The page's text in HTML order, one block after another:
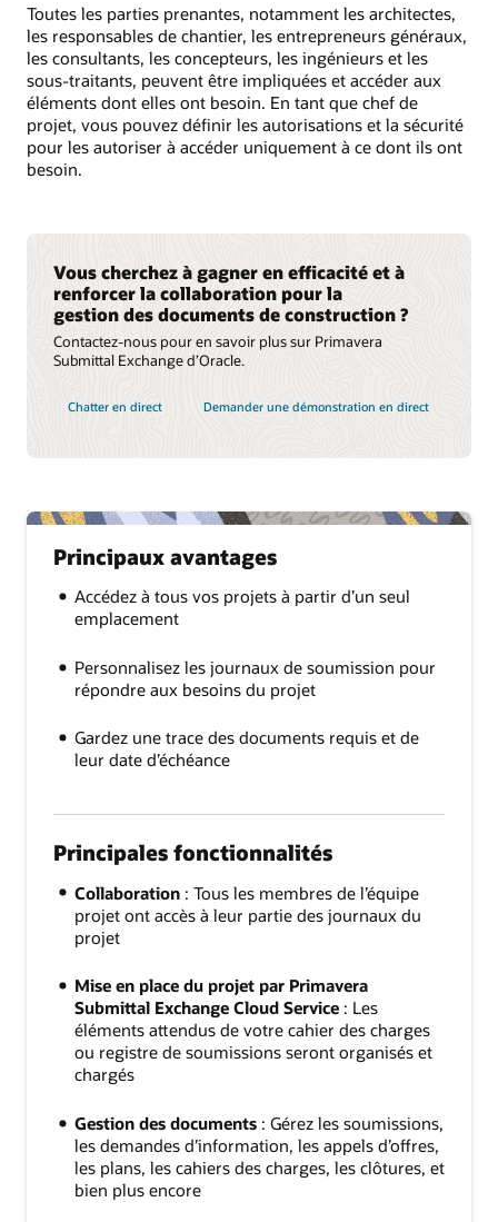
Principaux avantages
Accédez à tous vos projets à partir d’un seul
emplacement
Personnalisez les journaux de soumission pour
répondre aux besoins du projet
Gardez une trace des documents requis et de
leur date d’échéance
Principales fonctionnalités
Collaboration: Tous les membres de l’équipe
projet ont accès à leur partie des journaux du
projet
Mise en place du projet par Primavera
Submittal Exchange Cloud Service: Les
éléments attendus de votre cahier des charges
ou registre de soumissions seront organisés et
chargés
Gestion des documents: Gérez les soumissions,
les demandes d’information, les appels d’offres,
les plans, les cahiers des charges, les clôtures, et
bien plus encore
Toutes les parties prenantes, notamment les architectes,
les responsables de chantier, les entrepreneurs généraux,
les consultants, les concepteurs, les ingénieurs et les
sous-traitants, peuvent être impliquées et accéder aux
éléments dont elles ont besoin. En tant que chef de
projet, vous pouvez définir les autorisations et la sécurité
pour les autoriser à accéder uniquement à ce dont ils ont
besoin.
Vous cherchez à gagner en efficacité et à
renforcer la collaboration pour la
gestion des documents de construction ?
Contactez-nous pour en savoir plus sur Primavera
Submittal Exchange d’Oracle.
Chatter en direct Demander une démonstration en direct